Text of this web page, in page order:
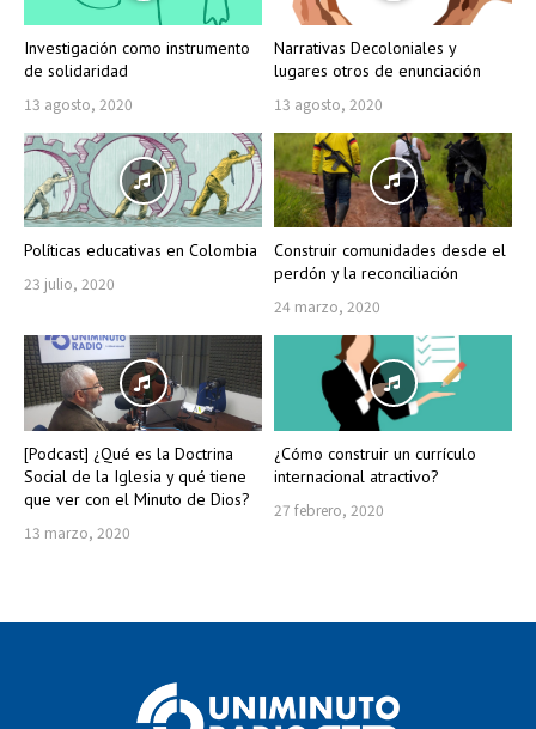
Investigación como instrumento
de solidaridad
13 agosto, 2020
Narrativas Decoloniales y
lugares otros de enunciación
13 agosto, 2020
Políticas educativas en Colombia
23 julio, 2020
Construir comunidades desde el
perdón y la reconciliación
24 marzo, 2020
[Podcast] ¿Qué es la Doctrina
Social de la Iglesia y qué tiene
que ver con el Minuto de Dios?
13 marzo, 2020
¿Cómo construir un currículo
internacional atractivo?
27 febrero, 2020